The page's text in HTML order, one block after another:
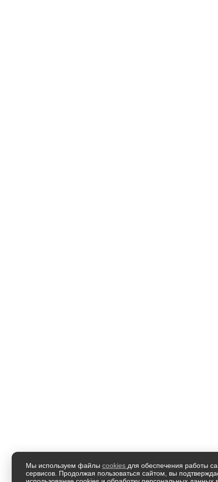
Мы используем файлы cookies для обеспечения работы
сервисов. Продолжая пользоваться сайтом, вы